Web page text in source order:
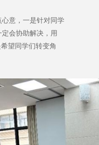
意，一是针对同学
会协助解决，用
望同学们转变角